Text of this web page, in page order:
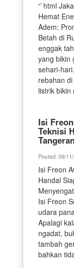
“`html
Hemat
Adem:
Betah di
enggak
yang bikin
sehari-
rebahan
listrik
Isi
Teknisi
Posted: 09/
Isi Freon
Handal
Isi Freon
udara
Apalagi
ngadat,
tambah
bahkan